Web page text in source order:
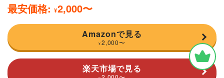
最安価格: ¥2,000〜
Amazonで見る
¥ 2,000〜
楽天市場で見る